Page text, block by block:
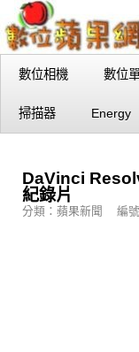
數位相機 數位
掃描器 Energy
DaVinci
紀錄片
分類：蘋果新聞 編